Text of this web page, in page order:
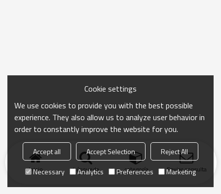
Inicio búsqueda categoría Enviar consulta
Cookie settings
We use cookies to provide you with the best possible
experience. They also allow us to analyze user behavior in
order to constantly improve the website for you.
Accept all Accept Selection
Reject All
Necessary
Analytics Preferences Marketing